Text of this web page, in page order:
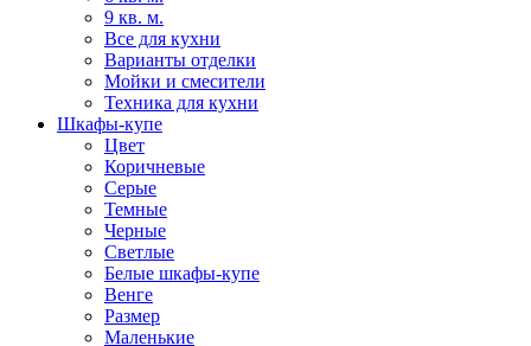
9 кв. м.
Все для кухни
Варианты отделки
Мойки и смесители
Техника для кухни
Шкафы-купе
Цвет
Коричневые
Серые
Темные
Черные
Светлые
Белые шкафы-купе
Венге
Размер
Маленькие